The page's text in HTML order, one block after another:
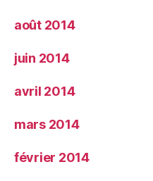
août 2014
juin 2014
avril 2014
mars 2014
février 2014